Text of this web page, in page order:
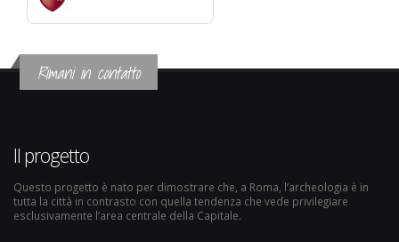
Rimani in contatto
Il progetto
Questo progetto è nato per dimostrare che, a Roma, l’archeologia è in
tutta la città in contrasto con quella tendenza che vede privilegiare
esclusivamente l’area centrale della Capitale.